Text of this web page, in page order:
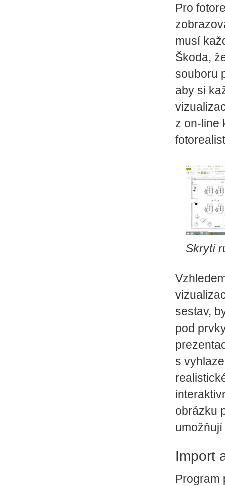
Pro
musí
Škoda,
souboru
aby si
z on-line
Skrytí
sestav,
pod
s
obrázku
Import
Program